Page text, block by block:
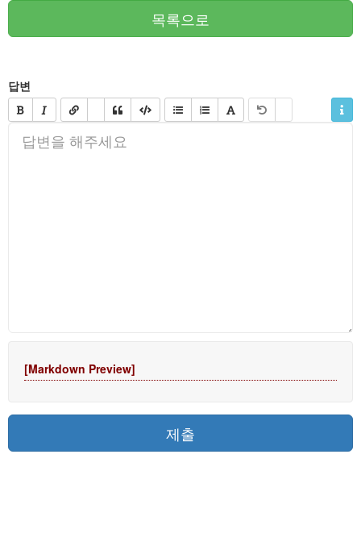
목록으로
답변
[Markdown Preview]